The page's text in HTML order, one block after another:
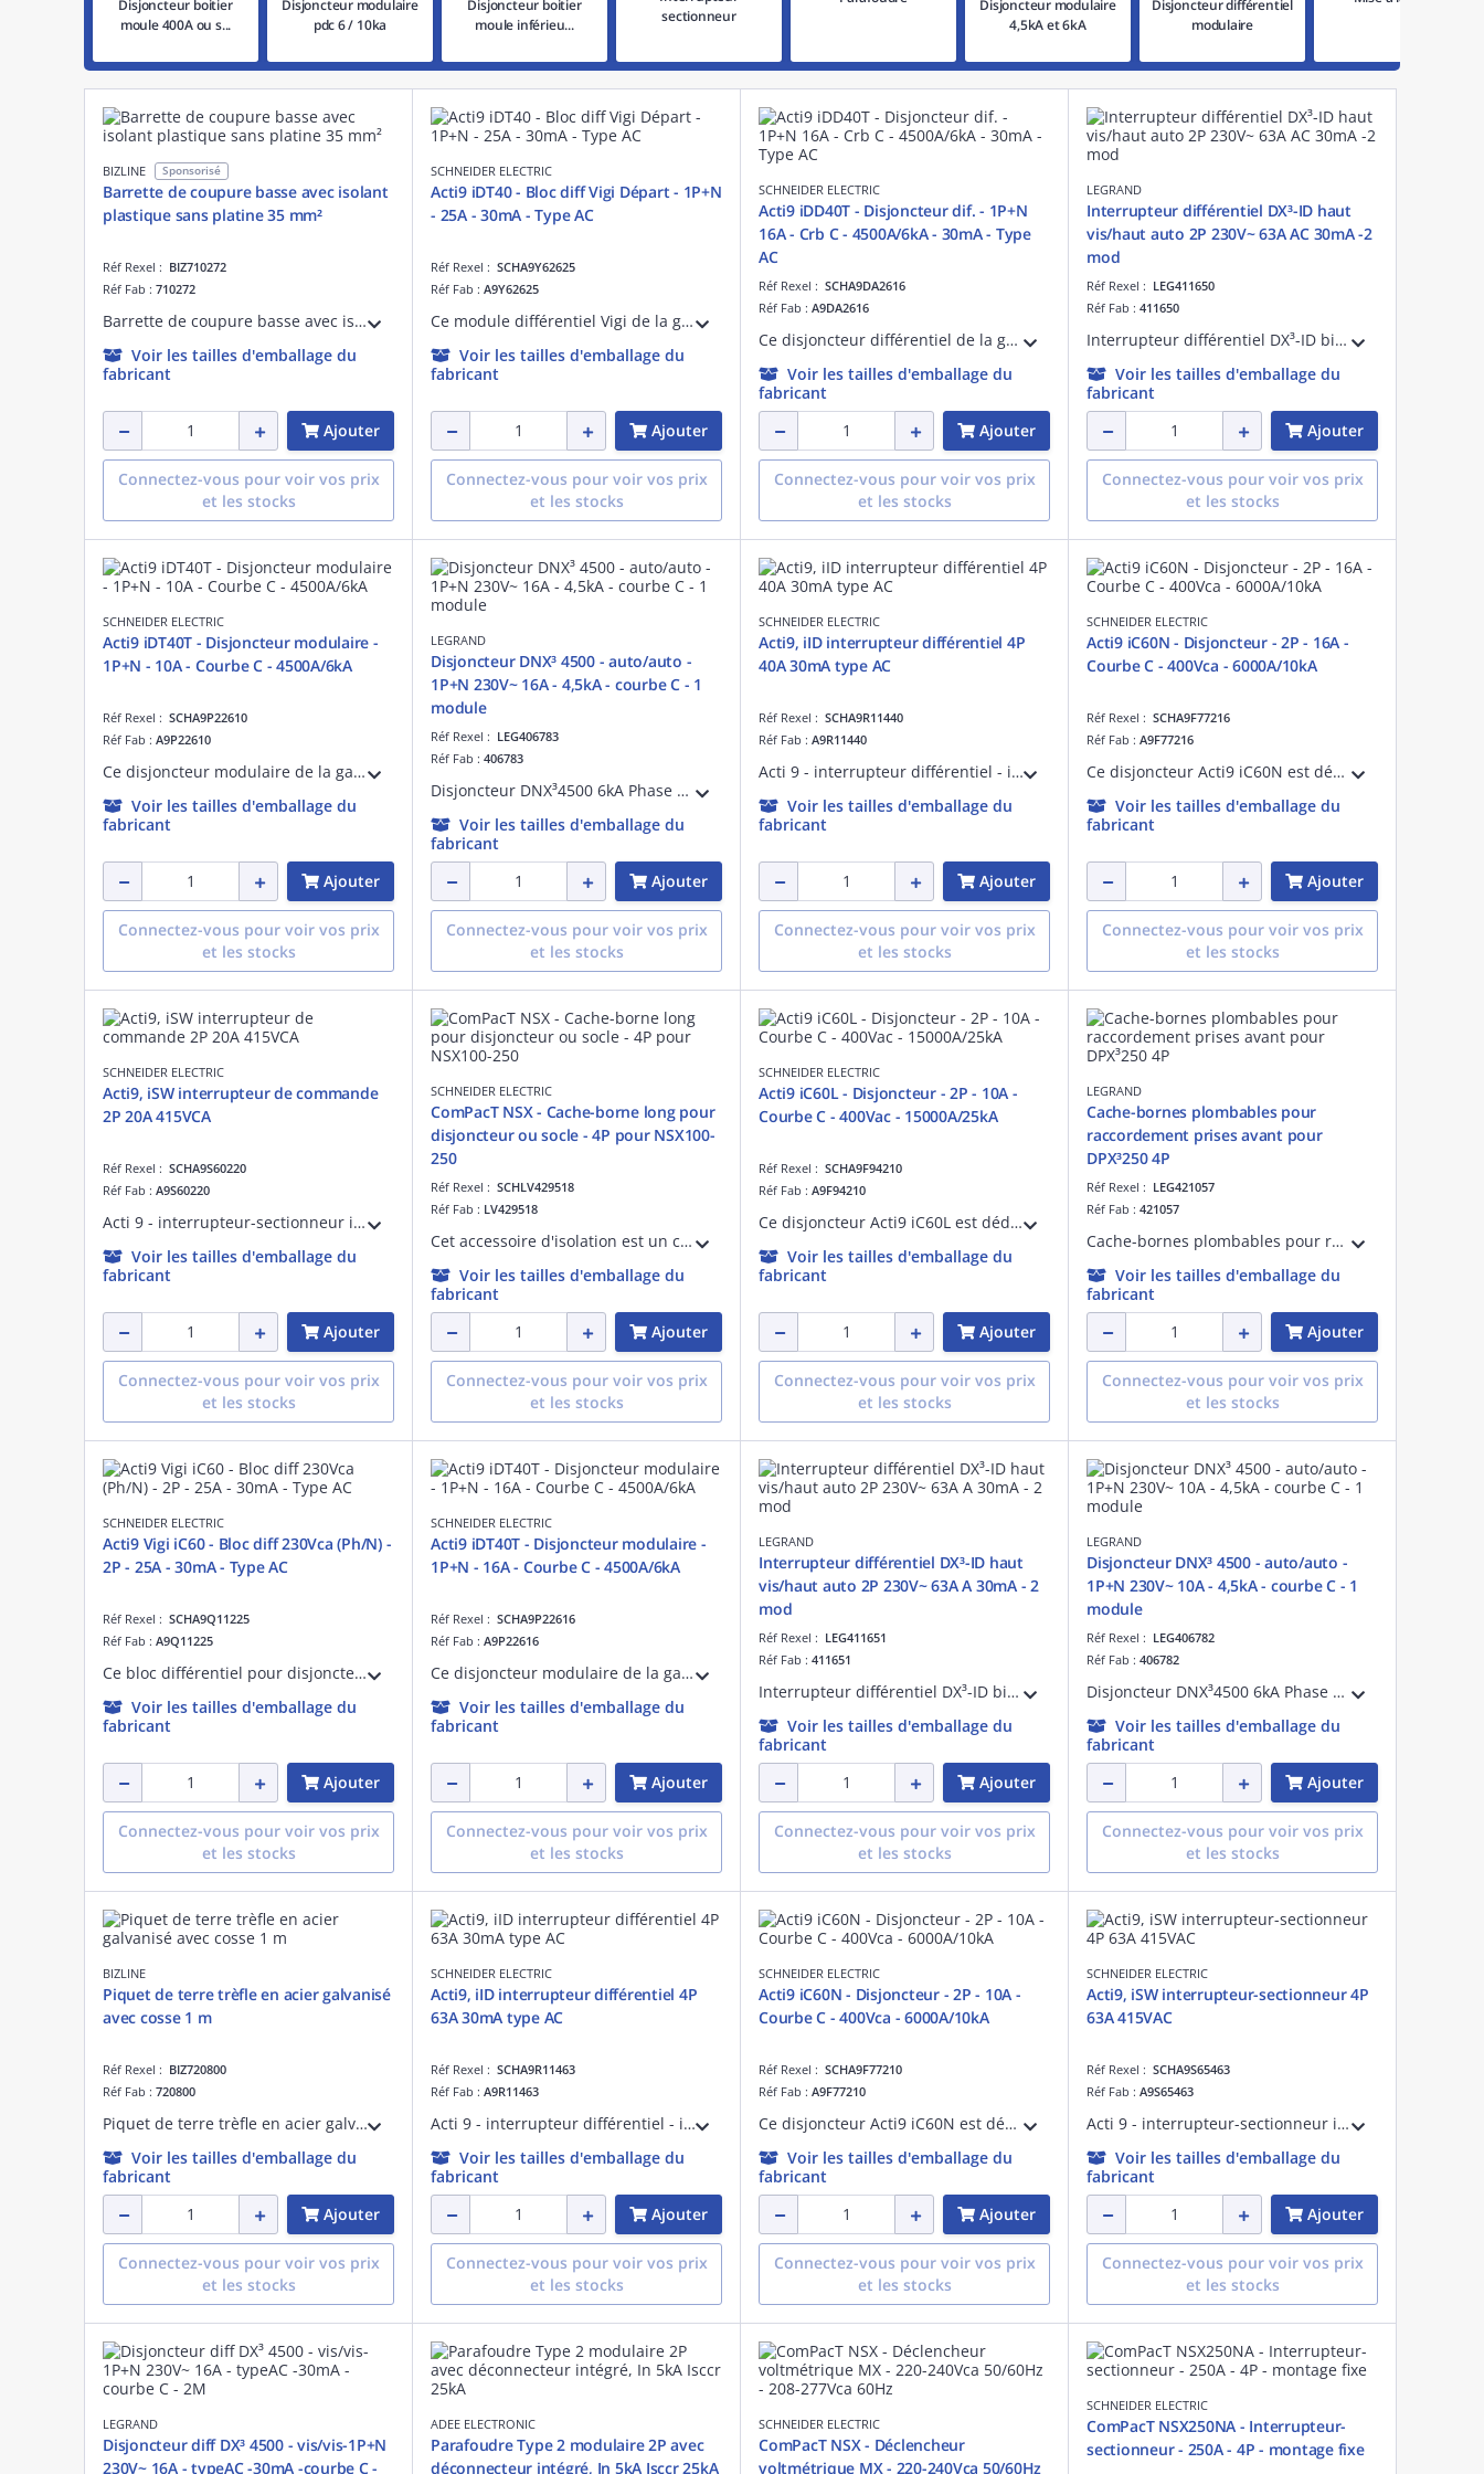
Disjoncteur boitier
moule 400A ou s...
Disjoncteur modulaire
pdc 6 / 10ka
Disjoncteur boitier
moule inférieu...
sectionneur
Disjoncteur modulaire
4,5kA et 6kA
Disjoncteur différentiel
modulaire
BIZLINE Sponsorisé
Barrette de coupure basse avec isolant
plastique sans platine 35 mm²
Réf Rexel : BIZ710272
Réf Fab : 710272
Barrette de coupure basse avec isolant plastique sans platine 35 mm² pour déconnecter l'installation de la prise de terre afin d'effectuer la mesure de sa résistance. Raccorde le câble de terre de l'installation au piquet de terre.
Voir les tailles d'emballage du
fabricant
Ajouter
Connectez-vous pour voir vos prix
et les stocks
SCHNEIDER ELECTRIC
Acti9 iDT40 - Bloc diff Vigi Départ - 1P+N
- 25A - 30mA - Type AC
Réf Rexel : SCHA9Y62625
Réf Fab : A9Y62625
Ce module différentiel Vigi de la gamme Acti9 iDT40 est dédié aux applications tertiaires. En version 1P+N 25A, 30mA Type AC en 230Vca, sur rail DIN.
Voir les tailles d'emballage du
fabricant
Ajouter
Connectez-vous pour voir vos prix
et les stocks
SCHNEIDER ELECTRIC
Acti9 iDD40T - Disjoncteur dif. - 1P+N
16A - Crb C - 4500A/6kA - 30mA - Type
AC
Réf Rexel : SCHA9DA2616
Réf Fab : A9DA2616
Ce disjoncteur différentiel de la gamme Acti9 iDD40T est dédié aux applications tertiaires. En version 1P+N 16A Courbe C, 30mA Type AC, son pouvoir de coupure assigné est de 4500A (NF EN 61009-1) ou de 6kA (EN 60947-2) en 230Vca.
Voir les tailles d'emballage du
fabricant
Ajouter
Connectez-vous pour voir vos prix
et les stocks
LEGRAND
Interrupteur différentiel DX³-ID haut
vis/haut auto 2P 230V~ 63A AC 30mA -2
mod
Réf Rexel : LEG411650
Réf Fab : 411650
Interrupteur différentiel DX³-ID bipolaire 230V~ pour alimentation par peigne ou borne TypeAC sensibilité 30mA 63A arrivée haute par bornes à vis et départ bas par bornes automatiques pour protection tête de groupe - 2 modules
Voir les tailles d'emballage du
fabricant
Ajouter
Connectez-vous pour voir vos prix
et les stocks
SCHNEIDER ELECTRIC
Acti9 iDT40T - Disjoncteur modulaire -
1P+N - 10A - Courbe C - 4500A/6kA
Réf Rexel : SCHA9P22610
Réf Fab : A9P22610
Ce disjoncteur modulaire de la gamme Acti9 iDT40T est dédié aux applications tertiaires. En version 1P+N 10A Courbe C, son pouvoir de coupure assigné est de 4500A (EN61009-1) ou de 6kA (EN60947-2) sur les réseaux 230Vca.
Voir les tailles d'emballage du
fabricant
Ajouter
Connectez-vous pour voir vos prix
et les stocks
LEGRAND
Disjoncteur DNX³ 4500 - auto/auto -
1P+N 230V~ 16A - 4,5kA - courbe C - 1
module
Réf Rexel : LEG406783
Réf Fab : 406783
Disjoncteur DNX³4500 6kA Phase + Neutre 230V~ pour peigne HX³ optimisé universel monophasé ou tétrapolaire 16A courbe C arrivée haute et sortie basse par borne automatique pour protection des départs - 1 module
Voir les tailles d'emballage du
fabricant
Ajouter
Connectez-vous pour voir vos prix
et les stocks
SCHNEIDER ELECTRIC
Acti9, iID interrupteur différentiel 4P
40A 30mA type AC
Réf Rexel : SCHA9R11440
Réf Fab : A9R11440
Acti 9 - interrupteur différentiel - iID - 4P - 40A - 30mA - instantané - type AC - 10kA - Ue : 380...415 V CA 50/60 Hz - Ui : 500V CA 50/60 Hz - Uimp : 6kV - Coupure pleinement apparente - EN/CEI 61008-1 - Largeur : 8 pas de 9 mm - blanc
Voir les tailles d'emballage du
fabricant
Ajouter
Connectez-vous pour voir vos prix
et les stocks
SCHNEIDER ELECTRIC
Acti9 iC60N - Disjoncteur - 2P - 16A -
Courbe C - 400Vca - 6000A/10kA
Réf Rexel : SCHA9F77216
Réf Fab : A9F77216
Ce disjoncteur Acti9 iC60N est dédié aux applications tertiaires. En version 2P 16A en Courbe C, son pouvoir de coupure assigné est de 6000A (EN 60898-1) et de 10kA (EN 60947-2) sur des réseaux 400Vca.
Voir les tailles d'emballage du
fabricant
Ajouter
Connectez-vous pour voir vos prix
et les stocks
SCHNEIDER ELECTRIC
Acti9, iSW interrupteur de commande
2P 20A 415VCA
Réf Rexel : SCHA9S60220
Réf Fab : A9S60220
Acti 9 - interrupteur-sectionneur iSW - 2P 20 A 415 VCA 50/60 Hz - Uimp 4kV - Ui 500 VCA - Catégorie d'emploi AC-22A - Aptitude au sectionnement - Coupure pleinement apparente - Largeur : 2 pas de 9 mm - blanc
Voir les tailles d'emballage du
fabricant
Ajouter
Connectez-vous pour voir vos prix
et les stocks
SCHNEIDER ELECTRIC
ComPacT NSX - Cache-borne long pour
disjoncteur ou socle - 4P pour NSX100-
250
Réf Rexel : SCHLV429518
Réf Fab : LV429518
Cet accessoire d'isolation est un cache-bornes longs 4P, il se place en aval des raccordements pour ComPacT NSX100-630, INS/INV100/250. Les liaisons sont à réaliser avec des barres souples isolées.
Voir les tailles d'emballage du
fabricant
Ajouter
Connectez-vous pour voir vos prix
et les stocks
SCHNEIDER ELECTRIC
Acti9 iC60L - Disjoncteur - 2P - 10A -
Courbe C - 400Vac - 15000A/25kA
Réf Rexel : SCHA9F94210
Réf Fab : A9F94210
Ce disjoncteur Acti9 iC60L est dédié aux applications tertiaires. En version 2P 10A en Courbe C, son pouvoir de coupure assigné est de 15000A (EN 60898-1) et de 25kA (EN 60947-2) sur des réseaux 400Vca.
Voir les tailles d'emballage du
fabricant
Ajouter
Connectez-vous pour voir vos prix
et les stocks
LEGRAND
Cache-bornes plombables pour
raccordement prises avant pour
DPX³250 4P
Réf Rexel : LEG421057
Réf Fab : 421057
Cache-bornes plombables pour raccordement prises avant pour disjoncteur boîtier moulé DPX³250 4P
Voir les tailles d'emballage du
fabricant
Ajouter
Connectez-vous pour voir vos prix
et les stocks
SCHNEIDER ELECTRIC
Acti9 Vigi iC60 - Bloc diff 230Vca (Ph/N) -
2P - 25A - 30mA - Type AC
Réf Rexel : SCHA9Q11225
Réf Fab : A9Q11225
Ce bloc différentiel pour disjoncteur Vigi Acti9 iC60 en version 2P 25A. Il est utilisable sur réseaux 230Vca (Ph/N). De Type AC avec une sensibilité de 30mA il possède une temporisation instantanée.
Voir les tailles d'emballage du
fabricant
Ajouter
Connectez-vous pour voir vos prix
et les stocks
SCHNEIDER ELECTRIC
Acti9 iDT40T - Disjoncteur modulaire -
1P+N - 16A - Courbe C - 4500A/6kA
Réf Rexel : SCHA9P22616
Réf Fab : A9P22616
Ce disjoncteur modulaire de la gamme Acti9 iDT40T est dédié aux applications tertiaires. En version 1P+N 16A Courbe C, son pouvoir de coupure assigné est de 4500A (EN61009-1) ou de 6kA (EN60947-2) sur les réseaux 230Vca.
Voir les tailles d'emballage du
fabricant
Ajouter
Connectez-vous pour voir vos prix
et les stocks
LEGRAND
Interrupteur différentiel DX³-ID haut
vis/haut auto 2P 230V~ 63A A 30mA - 2
mod
Réf Rexel : LEG411651
Réf Fab : 411651
Interrupteur différentiel DX³-ID bipolaire 230V~ pour alimentation par peigne ou borne TypeA sensibilité 30mA 63A arrivée haute par bornes à vis et départ bas par bornes automatiques pour protection tête de groupe - 2 modules
Voir les tailles d'emballage du
fabricant
Ajouter
Connectez-vous pour voir vos prix
et les stocks
LEGRAND
Disjoncteur DNX³ 4500 - auto/auto -
1P+N 230V~ 10A - 4,5kA - courbe C - 1
module
Réf Rexel : LEG406782
Réf Fab : 406782
Disjoncteur DNX³4500 6kA Phase + Neutre 230V~ pour peigne HX³ optimisé universel monophasé ou tétrapolaire 10A courbe C arrivée haute et sortie basse par borne automatique pour protection des départs - 1 module
Voir les tailles d'emballage du
fabricant
Ajouter
Connectez-vous pour voir vos prix
et les stocks
BIZLINE
Piquet de terre trèfle en acier galvanisé
avec cosse 1 m
Réf Rexel : BIZ720800
Réf Fab : 720800
Piquet de terre trèfle en acier galvanisé avec cosse 1 m pour la mise à la terre des installations domestiques. D= 16 mm. Résistance 70kg/mm². Cosse de raccordement (mm²) : capacité maxi de serrage Cu tressé 50. Acier galvanisé.
Voir les tailles d'emballage du
fabricant
Ajouter
Connectez-vous pour voir vos prix
et les stocks
SCHNEIDER ELECTRIC
Acti9, iID interrupteur différentiel 4P
63A 30mA type AC
Réf Rexel : SCHA9R11463
Réf Fab : A9R11463
Acti 9 - interrupteur différentiel - iID - 4P - 63A - 30mA - instantané - type AC - 10kA - Ue : 380...415 V CA 50/60 Hz - Ui : 500V CA 50/60 Hz - Uimp : 6kV - Coupure pleinement apparente - EN/CEI 61008-1 - Largeur : 8 pas de 9 mm - blanc
Voir les tailles d'emballage du
fabricant
Ajouter
Connectez-vous pour voir vos prix
et les stocks
SCHNEIDER ELECTRIC
Acti9 iC60N - Disjoncteur - 2P - 10A -
Courbe C - 400Vca - 6000A/10kA
Réf Rexel : SCHA9F77210
Réf Fab : A9F77210
Ce disjoncteur Acti9 iC60N est dédié aux applications tertiaires. En version 2P 10A en Courbe C, son pouvoir de coupure assigné est de 6000A (EN 60898-1) et de 10kA (EN 60947-2) sur des réseaux 400Vca.
Voir les tailles d'emballage du
fabricant
Ajouter
Connectez-vous pour voir vos prix
et les stocks
SCHNEIDER ELECTRIC
Acti9, iSW interrupteur-sectionneur 4P
63A 415VAC
Réf Rexel : SCHA9S65463
Réf Fab : A9S65463
Acti 9 - interrupteur-sectionneur iSW - 4P 63 A 415 VCA 50/60 Hz - Uimp 6kV - Ui 500 VCA - Icw 1260 A - Cat. d'emploi AC-22A - Aptitude au sectionnement - Coupure pleinement apparente - Peignable haut ou bas - Larg. : 8 pas de 9 mm - blanc
Voir les tailles d'emballage du
fabricant
Ajouter
Connectez-vous pour voir vos prix
et les stocks
LEGRAND
Disjoncteur diff DX³ 4500 - vis/vis-1P+N
230V~ 16A - typeAC -30mA -courbe C -
ADEE ELECTRONIC
Parafoudre Type 2 modulaire 2P avec
déconnecteur intégré, In 5kA Isccr 25kA
SCHNEIDER ELECTRIC
ComPacT NSX - Déclencheur
voltmétrique MX - 220-240Vca 50/60Hz
SCHNEIDER ELECTRIC
ComPacT NSX250NA - Interrupteur-
sectionneur - 250A - 4P - montage fixe